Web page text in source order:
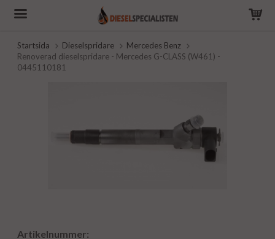
Startsida Dieselspridare
Mercedes Benz
Renoverad dieselspridare - Mercedes G-CLASS (W461) -
0445110181
Artikelnummer: